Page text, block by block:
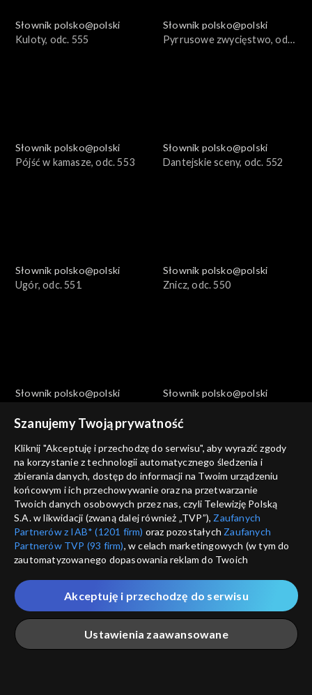
Słownik polsko@polski
Kuloty, odc. 555
Słownik polsko@polski
Pyrrusowe zwycięstwo, odc.
Słownik polsko@polski
Pójść w kamasze, odc. 553
Słownik polsko@polski
Dantejskie sceny, odc. 552
Słownik polsko@polski
Ugór, odc. 551
Słownik polsko@polski
Znicz, odc. 550
Słownik polsko@polski
Słownik polsko@polski
Słownik polsko@polski
Słonina, odc. 547
Słownik polsko@polski
Trzymać sztamę, odc. 546
Słownik polsko@polski
Bambetle, odc. 545
Słownik polsko@polski
Szprota, odc. 544
Szanujemy Twoją prywatność
Kliknij "Akceptuję i przechodzę do serwisu", aby wyrazić zgody
na korzystanie z technologii automatycznego śledzenia i
zbierania danych, dostęp do informacji na Twoim urządzeniu
końcowym i ich przechowywanie oraz na przetwarzanie
Twoich danych osobowych przez nas, czyli Telewizję Polską
S.A. w likwidacji (zwaną dalej również „TVP”), Zaufanych
Partnerów z IAB* (1201 firm) oraz pozostałych Zaufanych
Partnerów TVP (93 firm), w celach marketingowych (w tym do
zautomatyzowanego dopasowania reklam do Twoich
które wskazujemy poniżej, a także zgody na udostępnianie
przez nas identyfikatora PPID do Google.
Twoje dane osobowe zbierane podczas odwiedzania przez
Ciebie naszych
poszczególnych serwisówzwanych dalej
„Portalem”, w tym informacje zapisywane za pomocą
Ustawienia zaawansowane
Akceptuję i przechodzę do serwisu